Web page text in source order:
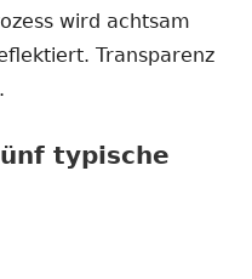
wird achtsam
Transparenz
typische